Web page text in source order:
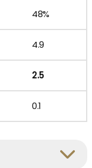
48%
4.9
2.5
0.1